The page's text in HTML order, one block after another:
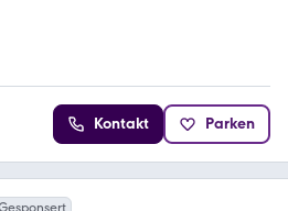
Kontakt Parken